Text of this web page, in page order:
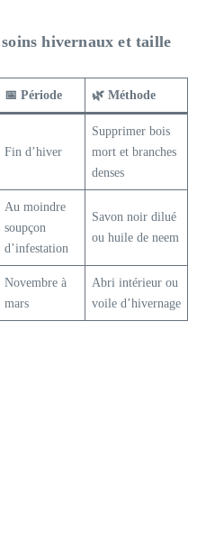
hivernaux et taille
📅 Période 🌿 Méthode
Fin d’hiver
Supprimer bois
mort et branches
denses
Au moindre
soupçon
d’infestation
Savon noir dilué
ou huile de neem
Novembre à
mars
Abri intérieur ou
voile d’hivernage